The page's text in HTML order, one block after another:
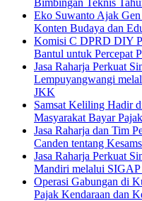
Bimbingan Teknis
Eko Suwanto Ajak
Konten Budaya dan
Komisi C DPRD DIY
Bantul untuk Percepat
Jasa Raharja Perkuat
Lempuyangwangi
JKK
Samsat Keliling Hadir
Masyarakat Bayar
Jasa Raharja dan Tim
Canden tentang
Jasa Raharja Perkuat
Mandiri melalui
Operasi Gabungan di
Pajak Kendaraan dan